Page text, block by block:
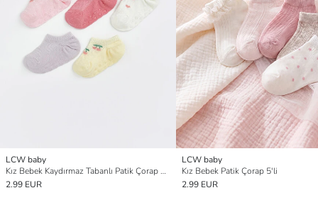
LCW baby
Kız Bebek Kaydırmaz Tabanlı Patik Çorap 5'li
2.99 EUR
LCW baby
Kız Bebek Patik Çorap 5'li
2.99 EUR